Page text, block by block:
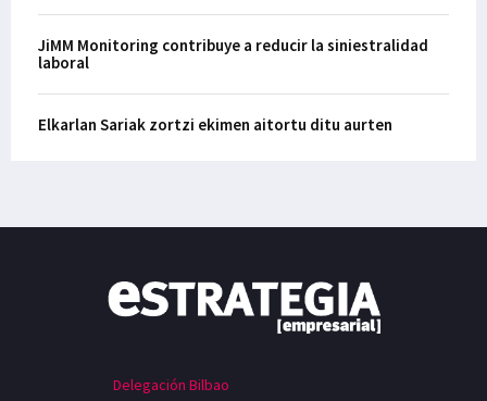
JiMM Monitoring contribuye a reducir la siniestralidad
laboral
Elkarlan Sariak zortzi ekimen aitortu ditu aurten
Delegación Bilbao